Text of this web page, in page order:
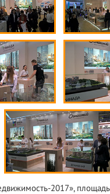
2017»,